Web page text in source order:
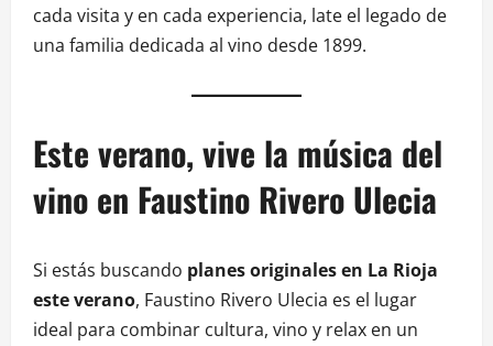
cada visita y en cada experiencia, late el legado de
una familia dedicada al vino desde 1899.
Este verano, vive la música del
vino en Faustino Rivero Ulecia
Si estás buscando planes originales en La Rioja
este verano, Faustino Rivero Ulecia es el lugar
ideal para combinar cultura, vino y relax en un